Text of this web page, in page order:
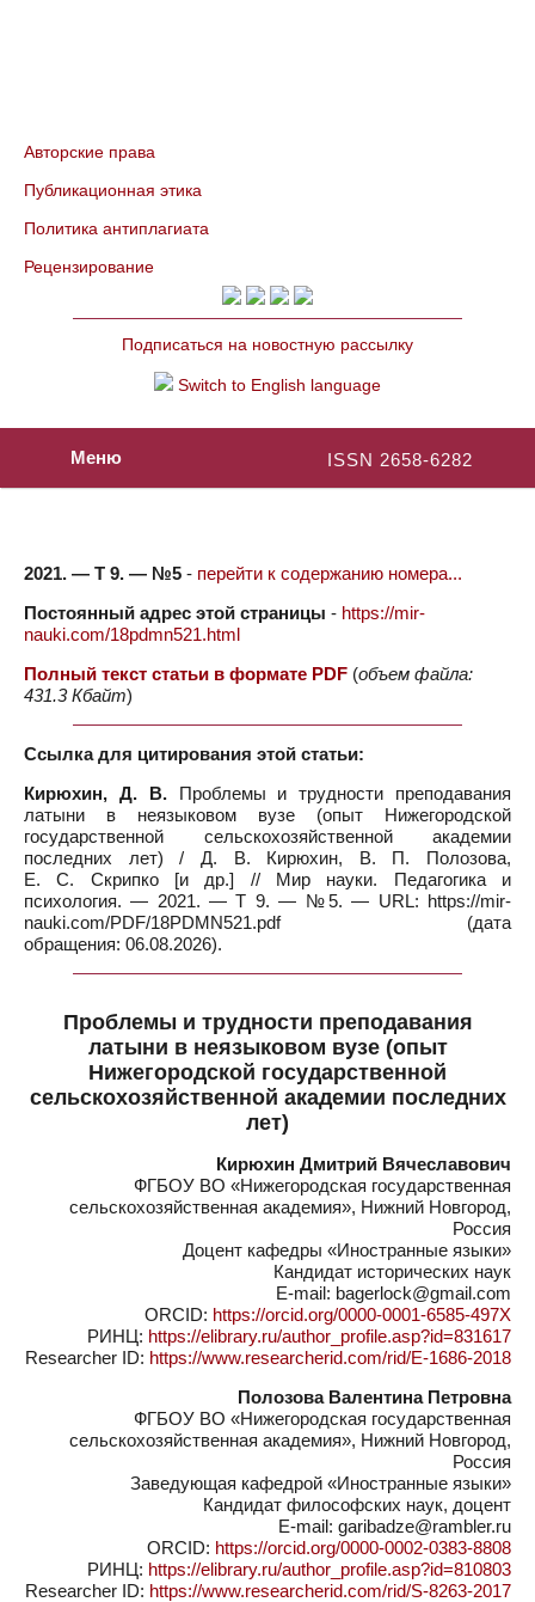
Авторские права
Публикационная этика
Политика антиплагиата
Рецензирование
Подписаться на новостную рассылку
Switch to English language
ISSN 2658-6282
Меню
2021. — Т 9. — №5 - перейти к содержанию номера...
Постоянный адрес этой страницы - https://mir-
nauki.com/18pdmn521.html
Полный текст статьи в формате PDF (объем файла:
431.3 Кбайт)
Ссылка для цитирования этой статьи:
Кирюхин, Д. В.Проблемы и трудности преподавания
латыни в неязыковом вузе (опыт Нижегородской
государственной сельскохозяйственной академии
последних лет) / Д. В. Кирюхин, В. П. Полозова,
Е. С. Скрипко [и др.] // Мир науки. Педагогика и
психология. — 2021. — Т 9. — №5. — URL: https://mir-
nauki.com/PDF/18PDMN521.pdf (дата
обращения: 06.08.2026).
Проблемы и трудности преподавания
латыни в неязыковом вузе (опыт
Нижегородской государственной
сельскохозяйственной академии последних
лет)
Кирюхин Дмитрий Вячеславович
ФГБОУ ВО «Нижегородская государственная
сельскохозяйственная академия», Нижний Новгород,
Россия
Доцент кафедры «Иностранные языки»
Кандидат исторических наук
E-mail: bagerlock@gmail.com
ORCID: https://orcid.org/0000-0001-6585-497X
РИНЦ: https://elibrary.ru/author_profile.asp?id=831617
Researcher ID: https://www.researcherid.com/rid/E-1686-2018
Полозова Валентина Петровна
ФГБОУ ВО «Нижегородская государственная
сельскохозяйственная академия», Нижний Новгород,
Россия
Заведующая кафедрой «Иностранные языки»
Кандидат философских наук, доцент
E-mail: garibadze@rambler.ru
ORCID: https://orcid.org/0000-0002-0383-8808
РИНЦ: https://elibrary.ru/author_profile.asp?id=810803
Researcher ID: https://www.researcherid.com/rid/S-8263-2017